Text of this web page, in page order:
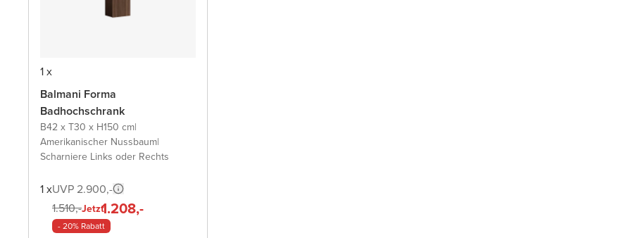
1 x
Balmani Forma
Badhochschrank
B42 x T30 x H150 cm|
Amerikanischer Nussbaum|
Scharniere Links oder Rechts
1 xUVP 2.900,-
1.510,-Jetzt1.208,-
- 20% Rabatt